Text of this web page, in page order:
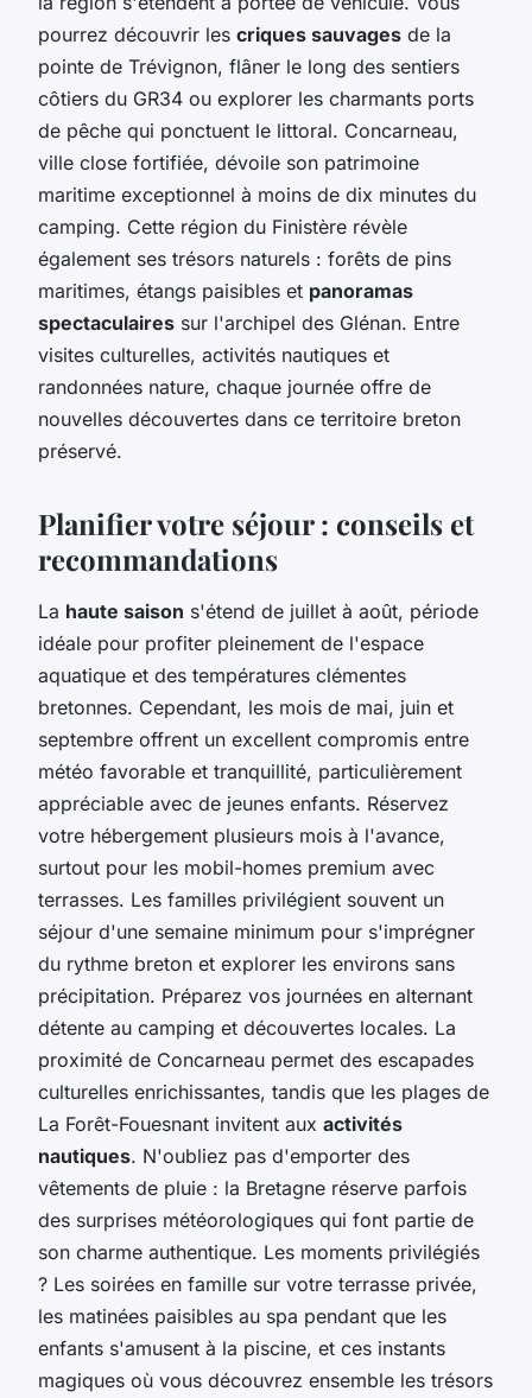
pourrez découvrir les criques sauvages de la
pointe de Trévignon, flâner le long des sentiers
côtiers du GR34 ou explorer les charmants ports
de pêche qui ponctuent le littoral. Concarneau,
ville close fortifiée, dévoile son patrimoine
maritime exceptionnel à moins de dix minutes du
camping. Cette région du Finistère révèle
également ses trésors naturels : forêts de pins
maritimes, étangs paisibles et panoramas
spectaculaires sur l'archipel des Glénan. Entre
visites culturelles, activités nautiques et
randonnées nature, chaque journée offre de
nouvelles découvertes dans ce territoire breton
préservé.
Planifier votre séjour : conseils et
recommandations
La haute saison s'étend de juillet à août, période
idéale pour profiter pleinement de l'espace
aquatique et des températures clémentes
bretonnes. Cependant, les mois de mai, juin et
septembre offrent un excellent compromis entre
météo favorable et tranquillité, particulièrement
appréciable avec de jeunes enfants. Réservez
votre hébergement plusieurs mois à l'avance,
surtout pour les mobil-homes premium avec
terrasses. Les familles privilégient souvent un
séjour d'une semaine minimum pour s'imprégner
du rythme breton et explorer les environs sans
précipitation. Préparez vos journées en alternant
détente au camping et découvertes locales. La
proximité de Concarneau permet des escapades
culturelles enrichissantes, tandis que les plages de
La Forêt-Fouesnant invitent aux activités
nautiques. N'oubliez pas d'emporter des
vêtements de pluie : la Bretagne réserve parfois
des surprises météorologiques qui font partie de
son charme authentique. Les moments privilégiés
? Les soirées en famille sur votre terrasse privée,
les matinées paisibles au spa pendant que les
enfants s'amusent à la piscine, et ces instants
magiques où vous découvrez ensemble les trésors